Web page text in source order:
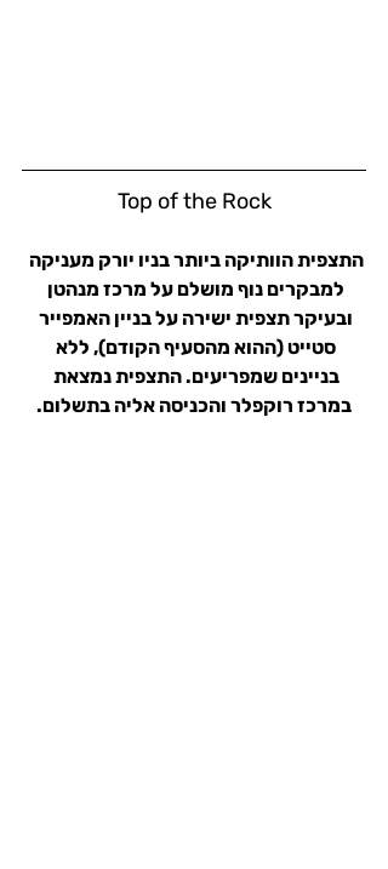
Top of the Rock
התצפית הוותיקה ביותר בניו יורק מעניקה
למבקרים נוף מושלם על מרכז מנהטן
ובעיקר תצפית ישירה על בניין האמפייר
סטייט (ההוא מהסעיף הקודם), ללא
בניינים שמפריעים. התצפית נמצאת
במרכז רוקפלר והכניסה אליה בתשלום.